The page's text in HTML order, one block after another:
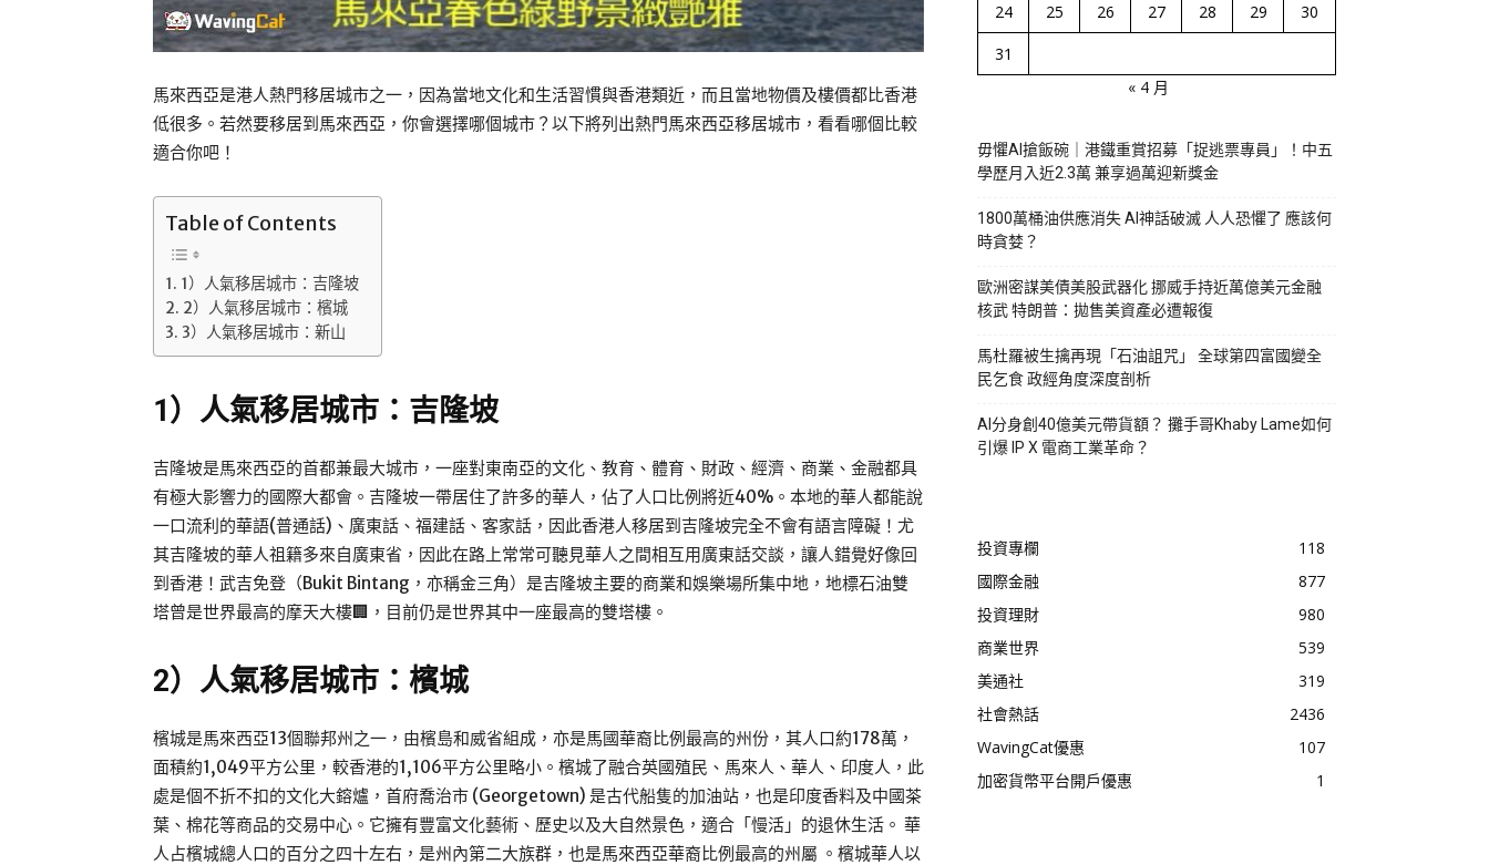
馬來西亞是港人熱門移居城市之一，因為當地文化和生活習慣與香港類近，而且當地物價及樓價都比香港
低很多。若然要移居到馬來西亞，你會選擇哪個城市？以下將列出熱門馬來西亞移居城市，看看哪個比較
適合你吧！
Table of Contents
1）人氣移居城市：吉隆坡
2）人氣移居城市：檳城
3）人氣移居城市：新山
1）人氣移居城市：吉隆坡
吉隆坡是馬來西亞的首都兼最大城市，一座對東南亞的文化、教育、體育、財政、經濟、商業、金融都具
有極大影響力的國際大都會。吉隆坡一帶居住了許多的華人，佔了人口比例將近40%。本地的華人都能說
一口流利的華語(普通話)、廣東話、福建話、客家話，因此香港人移居到吉隆坡完全不會有語言障礙！尤
其吉隆坡的華人祖籍多來自廣東省，因此在路上常常可聽見華人之間相互用廣東話交談，讓人錯覺好像回
到香港！武吉免登（Bukit Bintang，亦稱金三角）是吉隆坡主要的商業和娛樂場所集中地，地標石油雙
塔曾是世界最高的摩天大樓🏢，目前仍是世界其中一座最高的雙塔樓。
2）人氣移居城市：檳城
檳城是馬來西亞13個聯邦州之一，由檳島和威省組成，亦是馬國華裔比例最高的州份，其人口約178萬，
面積約1,049平方公里，較香港的1,106平方公里略小。檳城了融合英國殖民、馬來人、華人、印度人，此
處是個不折不扣的文化大鎔爐，首府喬治市 (Georgetown) 是古代船隻的加油站，也是印度香料及中國茶
葉、棉花等商品的交易中心。它擁有豐富文化藝術、歷史以及大自然景色，適合「慢活」的退休生活。 華
人占檳城總人口的百分之四十左右，是州內第二大族群，也是馬來西亞華裔比例最高的州屬 。檳城華人以
24
25 26 27 28 29
30
31
« 4 月
毋懼AI搶飯碗｜港鐵重賞招募「捉逃票專員」！中五
學歷月入近2.3萬 兼享過萬迎新獎金
1800萬桶油供應消失 AI神話破滅 人人恐懼了 應該何
時貪婪？
歐洲密謀美債美股武器化 挪威手持近萬億美元金融
核武 特朗普：拋售美資產必遭報復
馬杜羅被生擒再現「石油詛咒」 全球第四富國變全
民乞食 政經角度深度剖析
AI分身創40億美元帶貨額？ 攤手哥Khaby Lame如何
引爆 IP X 電商工業革命？
投資專欄
118
國際金融
877
投資理財
980
商業世界
539
美通社
319
社會熱話
2436
WavingCat優惠
107
加密貨幣平台開戶優惠
1